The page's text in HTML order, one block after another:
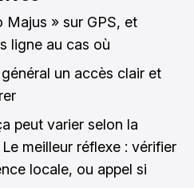
Majus » sur GPS, et
ligne au cas où
un accès clair et
peut varier selon la
meilleur réflexe : vérifier
locale, ou appel si